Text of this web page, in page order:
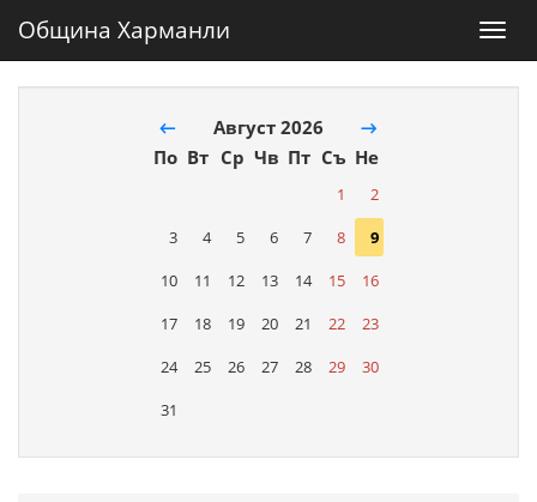
Община Харманли
← Август 2026
→
По Вт Ср Чв Пт Съ Не
1
2
3
4 5 6 7 8
9
10
11 12 13 14 15
16
17
18 19 20 21 22
23
24
25 26 27 28 29
30
31